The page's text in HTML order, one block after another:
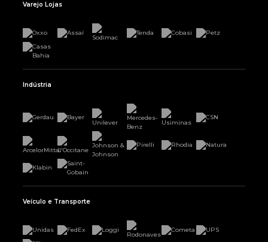
Varejo Lojas
Indústria
Veículo e Transporte